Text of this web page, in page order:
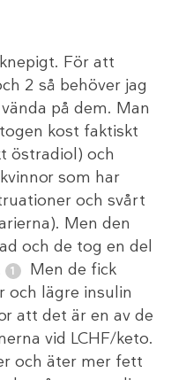
För att
2 så behöver jag
på dem. Man
kost faktiskt
östradiol) och
som har
och svårt
Men den
och de tog en del
Men de fick
lägre insulin
att det är en av de
vid LCHF/keto.
och äter mer fett